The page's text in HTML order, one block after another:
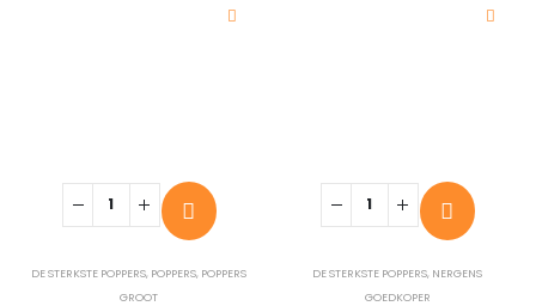
DE STERKSTE POPPERS, POPPERS, POPPERS
GROOT
DE STERKSTE POPPERS, NERGENS
GOEDKOPER